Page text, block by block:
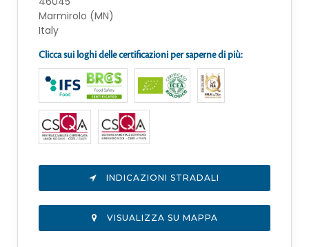
Marmirolo (MN)
Italy
Clicca sui loghi delle certificazioni per saperne di più:
INDICAZIONI STRADALI
VISUALIZZA SU MAPPA